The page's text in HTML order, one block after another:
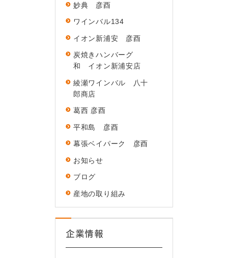
妙典 彦酉
ワインバル134
イオン新浦安 彦酉
炭焼きハンバーグ
和 イオン新浦安店
綾瀬ワインバル 八十
郎商店
葛西 彦酉
平和島 彦酉
幕張ベイパーク 彦酉
お知らせ
ブログ
産地の取り組み
企業情報